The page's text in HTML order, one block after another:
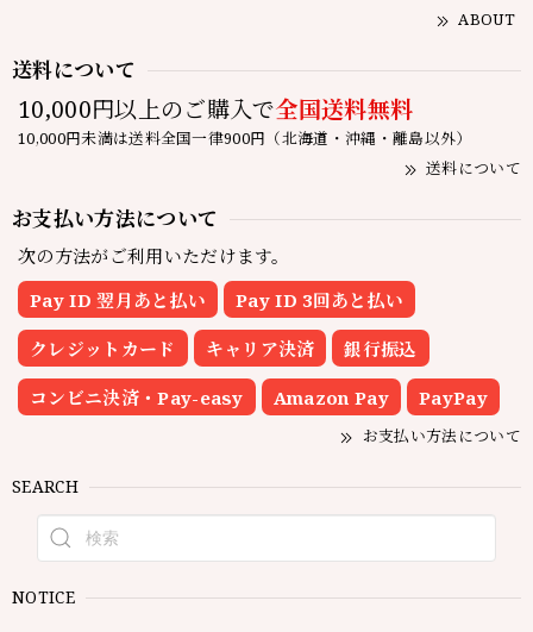
ABOUT
送料について
10,000円以上のご購入で全国送料無料
10,000円未満は送料全国一律900円（北海道・沖縄・離島以外）
送料について
お支払い方法について
次の方法がご利用いただけます。
Pay ID 翌月あと払い
Pay ID 3回あと払い
クレジットカード キャリア決済 銀行振込
コンビニ決済・Pay-easy Amazon Pay PayPay
お支払い方法について
SEARCH
NOTICE